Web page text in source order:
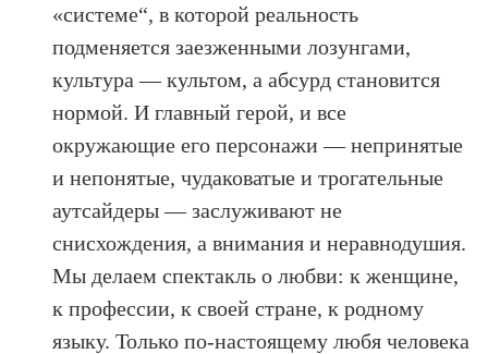
«системе“, в которой реальность
подменяется заезженными лозунгами,
культура — культом, а абсурд становится
нормой. И главный герой, и все
окружающие его персонажи — непринятые
и непонятые, чудаковатые и трогательные
аутсайдеры — заслуживают не
снисхождения, а внимания и неравнодушия.
Мы делаем спектакль о любви: к женщине,
к профессии, к своей стране, к родному
языку. Только по-настоящему любя человека